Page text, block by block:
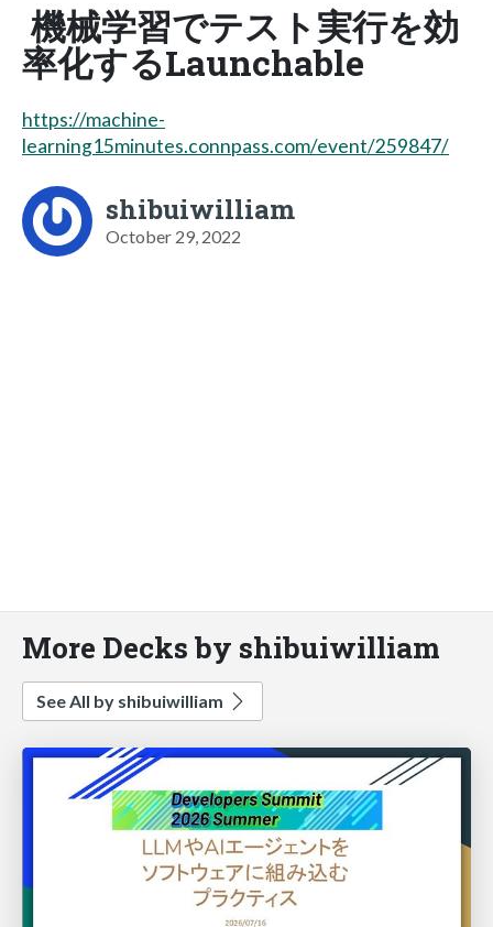
機械学習でテスト実行を効
率化するLaunchable
https://machine-
learning15minutes.connpass.com/event/259847/
shibuiwilliam
October 29, 2022
More Decks by shibuiwilliam
See All by shibuiwilliam